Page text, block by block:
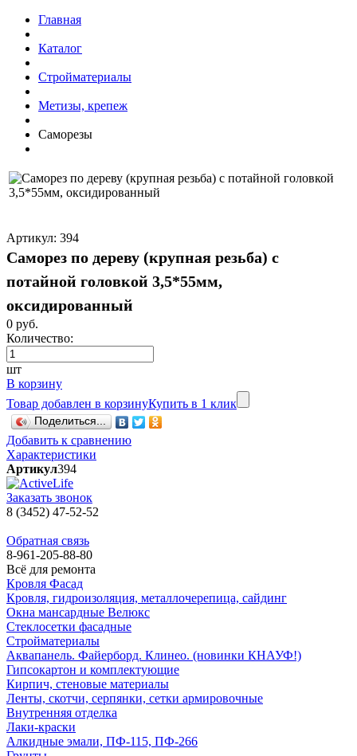
Главная
Каталог
Стройматериалы
Метизы, крепеж
Саморезы
Артикул: 394
Саморез по дереву (крупная резьба) с
потайной головкой 3,5*55мм,
оксидированный
0 руб.
Количество:
шт
В корзину
Товар добавлен в корзинуКупить в 1 клик
Поделиться...
Добавить к сравнению
Характеристики
Артикул394
Заказать звонок
8 (3452) 47-52-52
Обратная связь
8-961-205-88-80
Всё для ремонта
Кровля Фасад
Кровля, гидроизоляция, металлочерепица, сайдинг
Окна мансардные Велюкс
Стеклосетки фасадные
Стройматериалы
Аквапанель. Файерборд. Клинео. (новинки КНАУФ!)
Гипсокартон и комплектующие
Кирпич, стеновые материалы
Ленты, скотчи, серпянки, сетки армировочные
Внутренняя отделка
Лаки-краски
Алкидные эмали, ПФ-115, ПФ-266